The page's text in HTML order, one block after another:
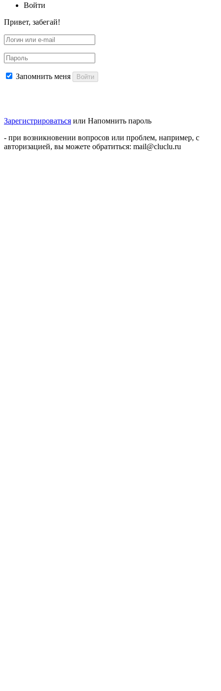
Войти
Привет, забегай!
Запомнить меня Войти
Зарегистрироваться или Напомнить пароль
- при возникновении вопросов или проблем, например, с
авторизацией, вы можете обратиться: mail@cluclu.ru